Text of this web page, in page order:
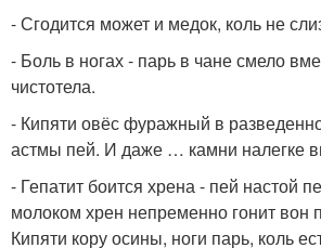
- Сгодится может и медок, коль не
- Боль в ногах - парь в чане смело
чистотела.
- Кипяти овёс фуражный в
астмы пей. И даже … камни налегке
- Гепатит боится хрена - пей настой
молоком хрен непременно гонит вон
Кипяти кору осины, ноги парь, коль